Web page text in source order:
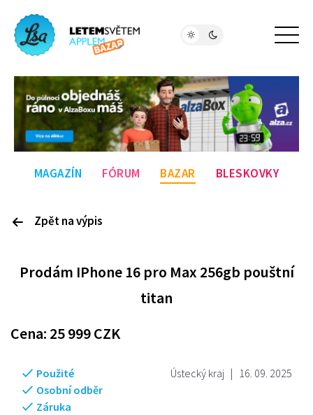
MAGAZÍN FÓRUM BAZAR BLESKOVKY
Zpět na výpis
Prodám IPhone 16 pro Max 256gb pouštní
titan
Cena: 25 999CZK
Ústecký kraj | 16. 09. 2025
Použité
Osobní odběr
Záruka